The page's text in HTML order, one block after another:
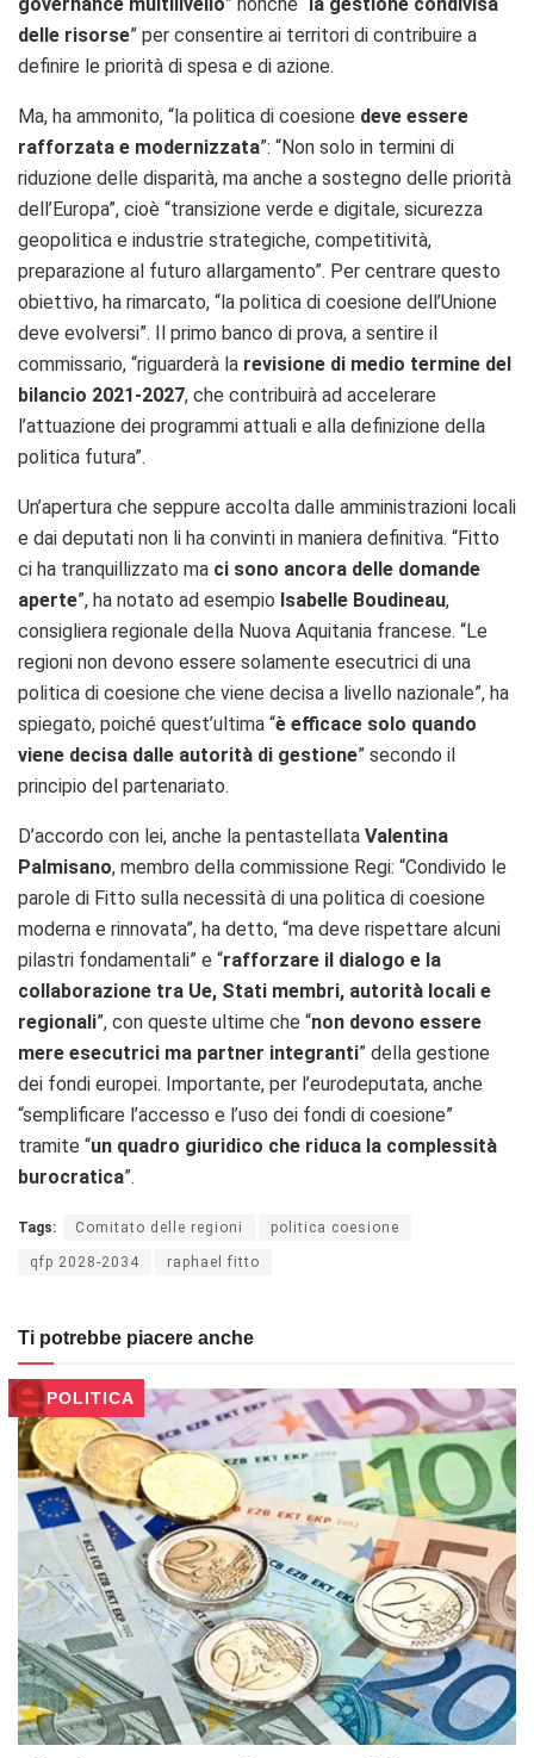
governance multilivello” nonché “
la gestione condivisa
delle risorse” per consentire ai territori di contribuire a
definire le priorità di spesa e di azione.
Ma, ha ammonito, “la politica di coesione deve essere
rafforzata e modernizzata”: “Non solo in termini di
riduzione delle disparità, ma anche a sostegno delle priorità
dell’Europa”, cioè “transizione verde e digitale, sicurezza
geopolitica e industrie strategiche, competitività,
preparazione al futuro allargamento”. Per centrare questo
obiettivo, ha rimarcato, “la politica di coesione dell’Unione
deve evolversi”. Il primo banco di prova, a sentire il
commissario, “riguarderà la revisione di medio termine del
bilancio 2021-2027, che contribuirà ad accelerare
l’attuazione dei programmi attuali e alla definizione della
politica futura”.
Un’apertura che seppure accolta dalle amministrazioni locali
e dai deputati non li ha convinti in maniera definitiva. “Fitto
ci ha tranquillizzato ma ci sono ancora delle domande
aperte”, ha notato ad esempio Isabelle Boudineau,
consigliera regionale della Nuova Aquitania francese. “Le
regioni non devono essere solamente esecutrici di una
politica di coesione che viene decisa a livello nazionale”, ha
spiegato, poiché quest’ultima “è efficace solo quando
viene decisa dalle autorità di gestione” secondo il
principio del partenariato.
D’accordo con lei, anche la pentastellata Valentina
Palmisano, membro della commissione Regi: “Condivido le
parole di Fitto sulla necessità di una politica di coesione
moderna e rinnovata”, ha detto, “ma deve rispettare alcuni
pilastri fondamentali” e “rafforzare il dialogo e la
collaborazione tra Ue, Stati membri, autorità locali e
regionali”, con queste ultime che “non devono essere
mere esecutrici ma partner integranti” della gestione
dei fondi europei. Importante, per l’eurodeputata, anche
“semplificare l’accesso e l’uso dei fondi di coesione”
tramite “un quadro giuridico che riduca la complessità
burocratica”.
Tags: Comitato delle regioni politica coesione
qfp 2028-2034 raphael fitto
Ti potrebbe piacere anche
POLITICA